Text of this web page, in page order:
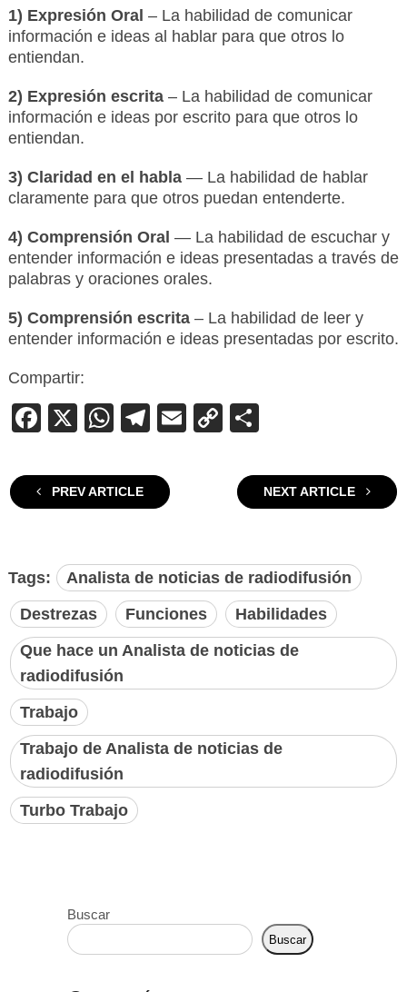
1) Expresión Oral – La habilidad de comunicar
información e ideas al hablar para que otros lo
entiendan.
2) Expresión escrita– La habilidad de comunicar
información e ideas por escrito para que otros lo
entiendan.
3) Claridad en el habla— La habilidad de hablar
claramente para que otros puedan entenderte.
4) Comprensión Oral — La habilidad de escuchar y
entender información e ideas presentadas a través de
palabras y oraciones orales.
5) Comprensión escrita– La habilidad de leer y
entender información e ideas presentadas por escrito.
Compartir:
Facebook
X WhatsApp
Telegram
EmailCopy
PREV ARTICLE NEXT ARTICLE
Tags:
Analista de noticias de radiodifusión
Destrezas
Funciones
Habilidades
Que hace un Analista de noticias de
radiodifusión
Trabajo
Trabajo de Analista de noticias de
radiodifusión
Turbo Trabajo
Buscar
Buscar